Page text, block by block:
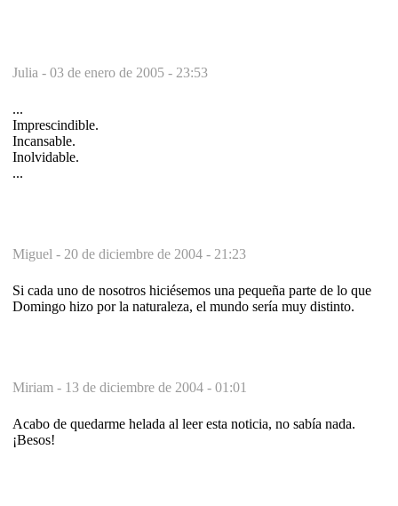
Julia - 03 de enero de 2005 - 23:53
...
Imprescindible.
Incansable.
Inolvidable.
...
Miguel - 20 de diciembre de 2004 - 21:23
Si cada uno de nosotros hiciésemos una pequeña parte de lo que
Domingo hizo por la naturaleza, el mundo sería muy distinto.
Miriam - 13 de diciembre de 2004 - 01:01
Acabo de quedarme helada al leer esta noticia, no sabía nada.
¡Besos!